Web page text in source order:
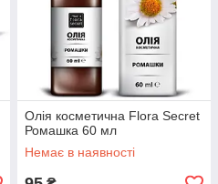
Олія косметична Flora Secret
Ромашка 60 мл
Немає в наявності